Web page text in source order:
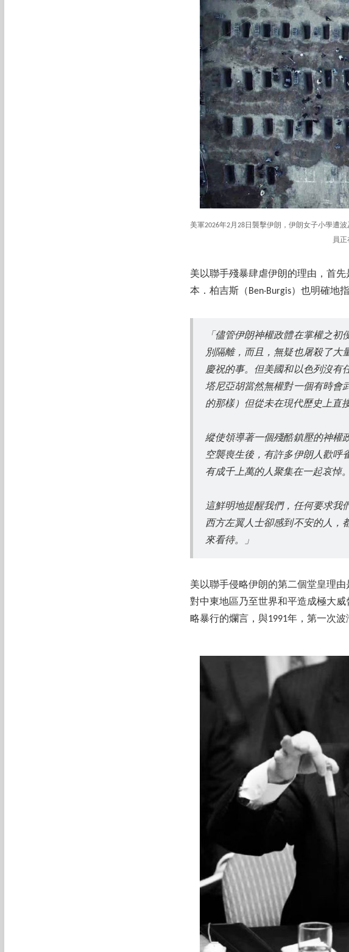
美軍2026年2月28日襲擊伊朗，伊朗女子小學遭
員
美以聯手殘暴肆虐伊朗的理由，首
本．柏吉斯（Ben‧Burgis）也明確地指
「儘管伊朗神權政體在掌權之
別隔離，而且，無疑也屠殺了大
慶祝的事。但美國和以色列沒有
塔尼亞胡當然無權對一個有時會
的那樣）但從未在現代歷史上直
縱使領導著一個殘酷鎮壓的神權
空襲喪生後，有許多伊朗人歡呼
有成千上萬的人聚集在一起哀悼。
這鮮明地提醒我們，任何要求我
西方左翼人士卻感到不安的人，
來看待。」
美以聯手侵略伊朗的第二個堂皇理
對中東地區乃至世界和平造成極大
略暴行的爛言，與1991年，第一次